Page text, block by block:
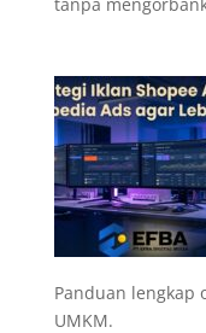
Panduan lengkap
UMKM.